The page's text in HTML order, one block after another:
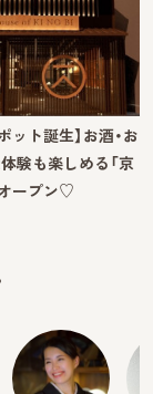
ット誕生】お酒・お
験も楽しめる「京
ープン♡